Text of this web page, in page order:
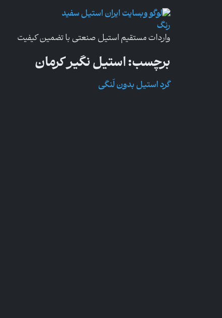
واردات مستقیم استیل صنعتی با تضمین کیفیت
برچسب:استیل نگیر کرمان
گرد استیل بدون لَنگی